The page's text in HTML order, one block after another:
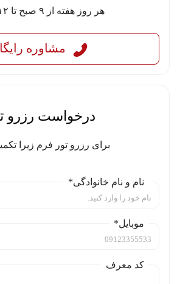
هر روز هفته از ۹ صبح تا ۱۲ شب
مشاوره
درخواست رزرو
برای رزرو تور فرم زیرا
نام و نام خانوادگی*
موبایل*
کد معرف